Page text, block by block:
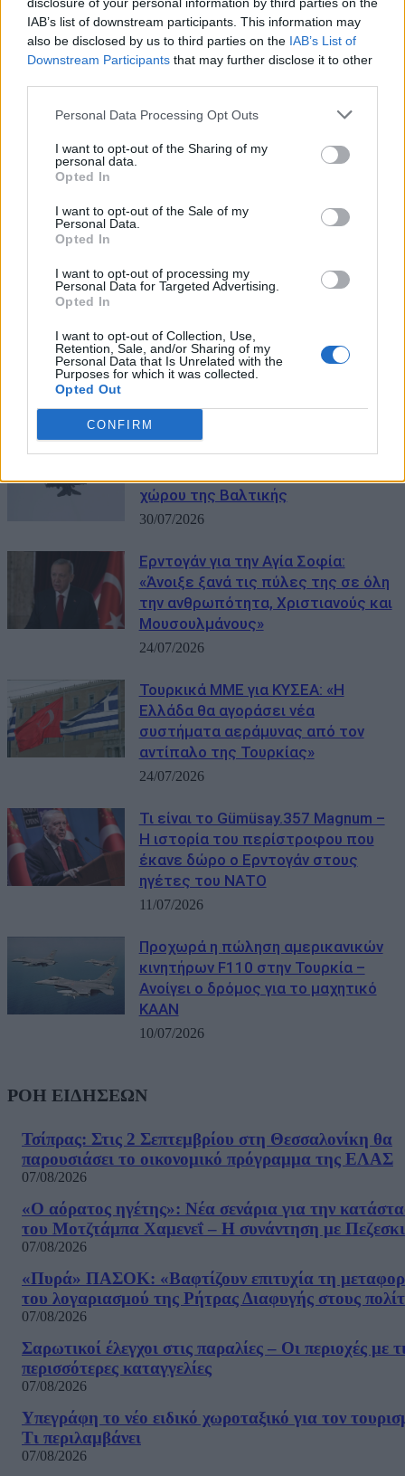
IAB’s list of downstream participants. This information may
also be disclosed by us to third parties on the IAB’s List of
Downstream Participants that may further disclose it to other
Personal Data Processing Opt Outs
I want to opt-out of the Sharing of my
personal data.
Opted In
I want to opt-out of the Sale of my
Personal Data.
Opted In
I want to opt-out of processing my
Personal Data for Targeted Advertising.
Opted In
I want to opt-out of Collection, Use,
Retention, Sale, and/or Sharing of my
Personal Data that Is Unrelated with the
Purposes for which it was collected.
Opted Out
CONFIRM
ΜΠΟΡΕΙ ΝΑ ΣΑΣ ΕΝΔΙΑΦΕΡΕΙ
Νομοσχέδιο στο Κογκρέσο βάζει
«φρένο» στην πώληση όπλων στην
01/08/2026
Πέντε τουρκικά F-16 στην Εσθονία
χώρου της Βαλτικής
30/07/2026
Ερντογάν για την Αγία Σοφία:
«Άνοιξε ξανά τις πύλες της σε όλη
την ανθρωπότητα, Χριστιανούς και
Μουσουλμάνους»
24/07/2026
Τουρκικά ΜΜΕ για ΚΥΣΕΑ: «Η
Ελλάδα θα αγοράσει νέα
συστήματα αεράμυνας από τον
αντίπαλο της Τουρκίας»
24/07/2026
Τι είναι το Gümüsay.357 Magnum –
Η ιστορία του περίστροφου που
έκανε δώρο ο Ερντογάν στους
ηγέτες του ΝΑΤΟ
11/07/2026
Προχωρά η πώληση αμερικανικών
κινητήρων F110 στην Τουρκία –
Ανοίγει ο δρόμος για το μαχητικό
KAAN
10/07/2026
ΡΟΗ ΕΙΔΗΣΕΩΝ
Τσίπρας: Στις 2 Σεπτεμβρίου στη Θεσσαλονίκη θα
παρουσιάσει το οικονομικό πρόγραμμα της ΕΛΑΣ
07/08/2026
«Ο αόρατος ηγέτης»: Νέα σενάρια για την
του Μοτζτάμπα Χαμενεΐ – Η συνάντηση με
07/08/2026
«Πυρά» ΠΑΣΟΚ: «Βαφτίζουν επιτυχία τη
του λογαριασμού της Ρήτρας Διαφυγής στους
07/08/2026
Σαρωτικοί έλεγχοι στις παραλίες – Οι περιοχές με
περισσότερες καταγγελίες
07/08/2026
Υπεγράφη το νέο ειδικό χωροταξικό για τον
Τι περιλαμβάνει
07/08/2026